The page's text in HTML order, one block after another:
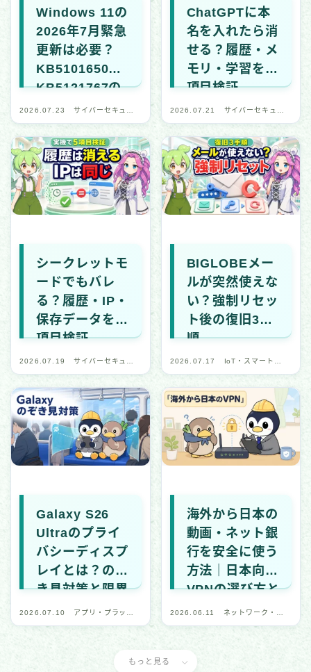
Windows 11の
2026年7月緊急
更新は必要？
KB5101650・
KB5121767の
確認方法
2026.07.23
サイバーセキュリ
ティ・デジタル安
ChatGPTに本
名を入れたら消
せる？履歴・メ
モリ・学習を5
項目検証
2026.07.21
サイバーセキュリ
ティ・デジタル安
シークレットモ
ードでもバレ
る？履歴・IP・
保存データを5
項目検証
2026.07.19
サイバーセキュリ
ティ・デジタル安
全
BIGLOBEメー
ルが突然使えな
い？強制リセッ
ト後の復旧3手
順
2026.07.17
IoT・スマートデ
バイス
Galaxy S26
Ultraのプライ
バシーディスプ
レイとは？のぞ
き見対策と限界
2026.07.10
アプリ・プラット
フォーム
海外から日本の
動画・ネット銀
行を安全に使う
方法｜日本向け
VPNの選び方と
注意点
2026.06.11
ネットワーク・通
信
もっと見る